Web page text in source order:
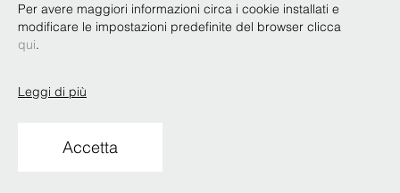
Per avere maggiori informazioni circa i cookie installati e
modificare le impostazioni predefinite del browser clicca
qui.
Leggi di più
Accetta